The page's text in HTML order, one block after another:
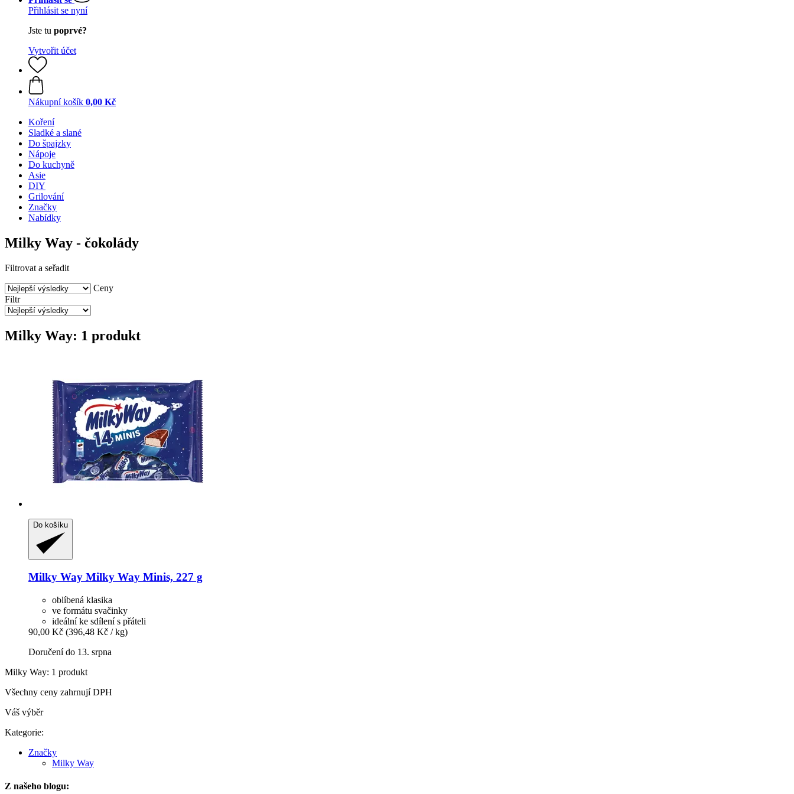
Přihlásit se nyní
Jste tu poprvé?
Vytvořit účet
Nákupní košík 0,00 Kč
Koření
Sladké a slané
Do špajzky
Nápoje
Do kuchyně
Asie
DIY
Grilování
Značky
Nabídky
Milky Way - čokolády
Filtrovat a seřadit
Ceny
Filtr
Milky Way: 1 produkt
Do košíku
Milky Way Milky Way Minis, 227 g
oblíbená klasika
ve formátu svačinky
ideální ke sdílení s přáteli
90,00 Kč (396,48 Kč / kg)
Doručení do 13. srpna
Milky Way: 1 produkt
Všechny ceny zahrnují DPH
Váš výběr
Kategorie:
Značky
Milky Way
Z našeho blogu: